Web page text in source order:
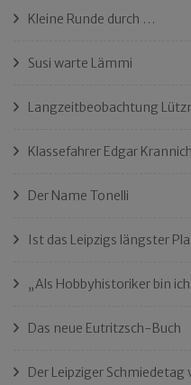
Kleine Runde durch …
Susi warte Lämmi
Langzeitbeobachtung
Klassefahrer Edgar Krannich
Der Name Tonelli
Ist das Leipzigs längster
„Als Hobbyhistoriker bin
Das neue Eutritzsch-Buch
Der Leipziger Schmiedetag